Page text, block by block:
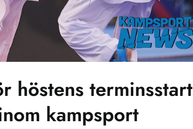
höstens terminsstart
kampsport